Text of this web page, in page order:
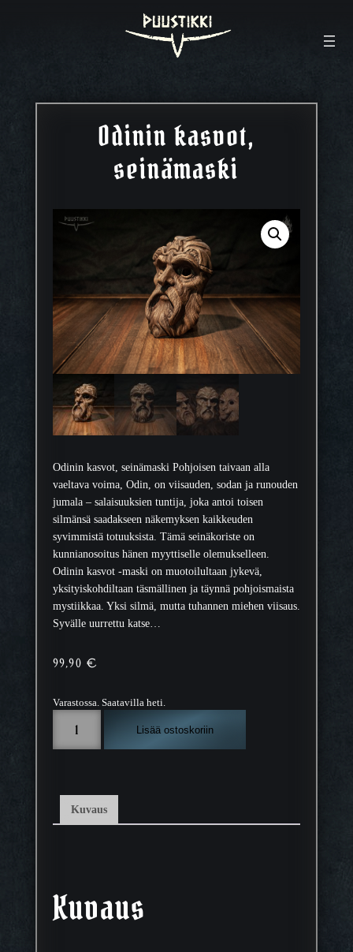
Odinin kasvot,
seinämaski
Odinin kasvot, seinämaski Pohjoisen taivaan alla
vaeltava voima, Odin, on viisauden, sodan ja runouden
jumala – salaisuuksien tuntija, joka antoi toisen
silmänsä saadakseen näkemyksen kaikkeuden
syvimmistä totuuksista. Tämä seinäkoriste on
kunnianosoitus hänen myyttiselle olemukselleen.
Odinin kasvot -maski on muotoilultaan jykevä,
yksityiskohdiltaan täsmällinen ja täynnä pohjoismaista
mystiikkaa. Yksi silmä, mutta tuhannen miehen viisaus.
Syvälle uurrettu katse…
99,90 €
Varastossa. Saatavilla heti.
i
k
o
,
Lisää ostoskoriin
Kuvaus
Kuvaus